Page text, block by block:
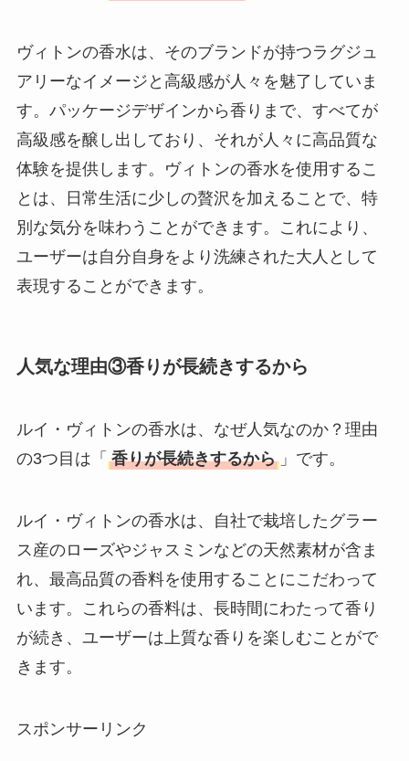
ヴィトンの香水は、そのブランドが持つラグジュ
アリーなイメージと高級感が人々を魅了していま
す。パッケージデザインから香りまで、すべてが
高級感を醸し出しており、それが人々に高品質な
体験を提供します。ヴィトンの香水を使用するこ
とは、日常生活に少しの贅沢を加えることで、特
別な気分を味わうことができます。これにより、
ユーザーは自分自身をより洗練された大人として
表現することができます。
人気な理由③香りが長続きするから
ルイ・ヴィトンの香水は、なぜ人気なのか？理由
の3つ目は「 香りが長続きするから 」です。
ルイ・ヴィトンの香水は、自社で栽培したグラー
ス産のローズやジャスミンなどの天然素材が含ま
れ、最高品質の香料を使用することにこだわって
います。これらの香料は、長時間にわたって香り
が続き、ユーザーは上質な香りを楽しむことがで
きます。
スポンサーリンク